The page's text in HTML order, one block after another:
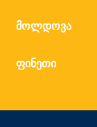
მოლდოვა
ფინეთი